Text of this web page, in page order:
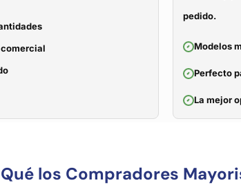
pedido.
Modelos
Perfecto
La mejor
los Compradores